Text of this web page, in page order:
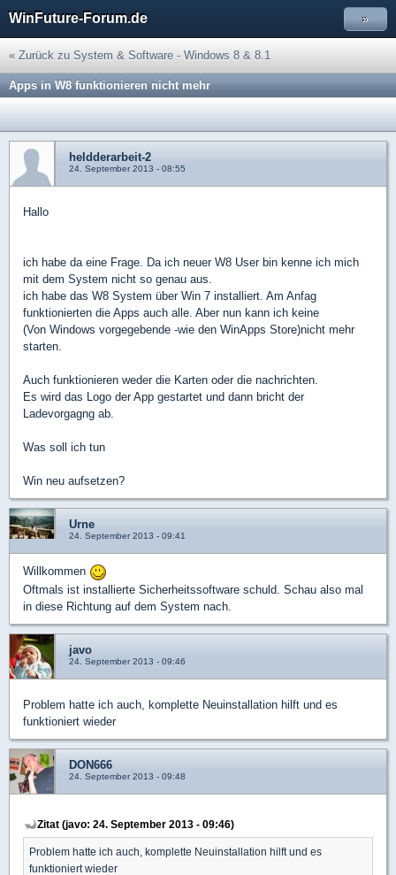
WinFuture-Forum.de »
« Zurück zu System & Software - Windows 8 & 8.1
Apps in W8 funktionieren nicht mehr
heldderarbeit-2
24. September 2013 - 08:55
Hallo
ich habe da eine Frage. Da ich neuer W8 User bin kenne ich mich
mit dem System nicht so genau aus.
ich habe das W8 System über Win 7 installiert. Am Anfag
funktionierten die Apps auch alle. Aber nun kann ich keine
(Von Windows vorgegebende -wie den WinApps Store)nicht mehr
starten.
Auch funktionieren weder die Karten oder die nachrichten.
Es wird das Logo der App gestartet und dann bricht der
Ladevorgagng ab.
Was soll ich tun
Win neu aufsetzen?
Urne
24. September 2013 - 09:41
Willkommen
Oftmals ist installierte Sicherheitssoftware schuld. Schau also mal
in diese Richtung auf dem System nach.
javo
24. September 2013 - 09:46
Problem hatte ich auch, komplette Neuinstallation hilft und es
funktioniert wieder
DON666
24. September 2013 - 09:48
Zitat (javo: 24. September 2013 - 09:46)
Problem hatte ich auch, komplette Neuinstallation hilft und es
funktioniert wieder